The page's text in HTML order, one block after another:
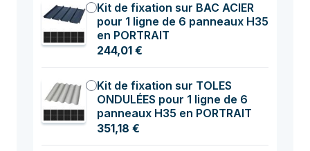
Kit de fixation sur BAC ACIER
pour 1 ligne de 6 panneaux H35
en PORTRAIT
244,01 €
Kit de fixation sur TOLES
ONDULÉES pour 1 ligne de 6
panneaux H35 en PORTRAIT
351,18 €